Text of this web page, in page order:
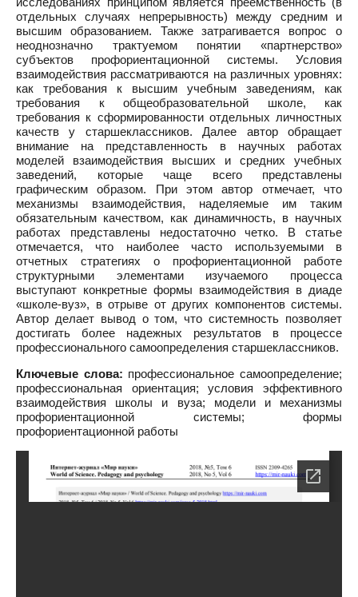
отдельных случаях непрерывность) между средним и
высшим образованием. Также затрагивается вопрос о
неоднозначно трактуемом понятии «партнерство»
субъектов профориентационной системы. Условия
взаимодействия рассматриваются на различных уровнях:
как требования к высшим учебным заведениям, как
требования к общеобразовательной школе, как
требования к сформированности отдельных личностных
качеств у старшеклассников. Далее автор обращает
внимание на представленность в научных работах
моделей взаимодействия высших и средних учебных
заведений, которые чаще всего представлены
графическим образом. При этом автор отмечает, что
механизмы взаимодействия, наделяемые им таким
обязательным качеством, как динамичность, в научных
работах представлены недостаточно четко. В статье
отмечается, что наиболее часто используемыми в
отчетных стратегиях о профориентационной работе
структурными элементами изучаемого процесса
выступают конкретные формы взаимодействия в диаде
«школе-вуз», в отрыве от других компонентов системы.
Автор делает вывод о том, что системность позволяет
достигать более надежных результатов в процессе
профессионального самоопределения старшеклассников.
Ключевые слова: профессиональное самоопределение;
профессиональная ориентация; условия эффективного
взаимодействия школы и вуза; модели и механизмы
профориентационной системы; формы
профориентационной работы